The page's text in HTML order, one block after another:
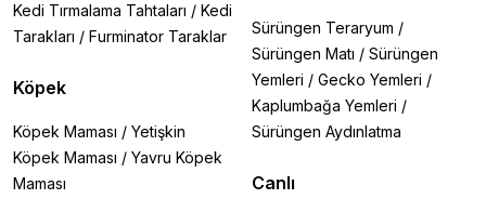
Kedi Tırmalama Tahtaları / Kedi
Tarakları / Furminator Taraklar
Köpek
Köpek Maması / Yetişkin
Köpek Maması / Yavru Köpek
Maması
Sürüngen Teraryum /
Sürüngen Matı / Sürüngen
Yemleri / Gecko Yemleri /
Kaplumbağa Yemleri /
Sürüngen Aydınlatma
Canlı